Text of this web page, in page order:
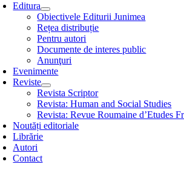
Editura
Obiectivele Editurii Junimea
Rețea distribuție
Pentru autori
Documente de interes public
Anunţuri
Evenimente
Reviste
Revista Scriptor
Revista: Human and Social Studies
Revista: Revue Roumaine d’Etudes
Noutăți editoriale
Librărie
Autori
Contact